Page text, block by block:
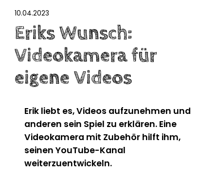
10.04.2023
Eriks Wunsch:
Videokamera für
eigene Videos
Erik liebt es, Videos aufzunehmen und
anderen sein Spiel zu erklären. Eine
Videokamera mit Zubehör hilft ihm,
seinen YouTube-Kanal
weiterzuentwickeln.